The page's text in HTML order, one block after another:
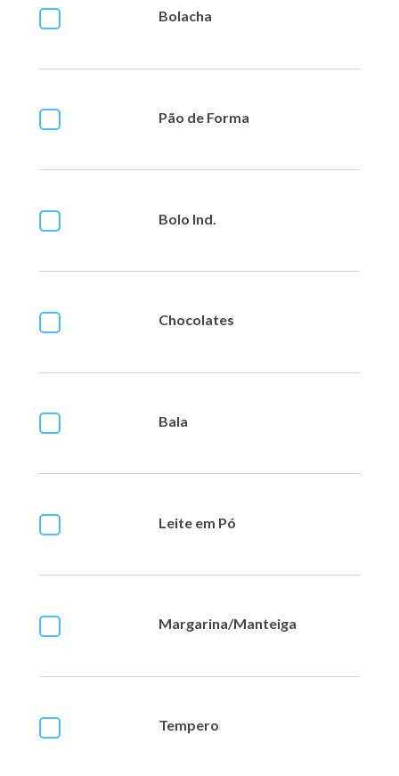
Bolacha
Pão de Forma
Bolo Ind.
Chocolates
Bala
Leite em Pó
Margarina/Manteiga
Tempero